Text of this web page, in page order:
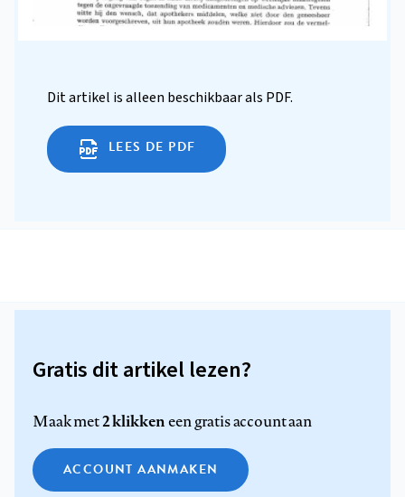
Dit artikel is alleen beschikbaar als PDF.
LEES DE PDF
Gratis dit artikel lezen?
Maak met2 klikkeneen gratis account aan
ACCOUNT AANMAKEN